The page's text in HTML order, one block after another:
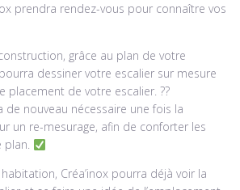
prendra rendez-vous pour connaître vos
grâce au plan de votre
dessiner votre escalier sur mesure
placement de votre escalier. ??
de nouveau nécessaire une fois la
un re-mesurage, afin de conforter les
plan.
habitation, Créa’inox pourra déjà voir la